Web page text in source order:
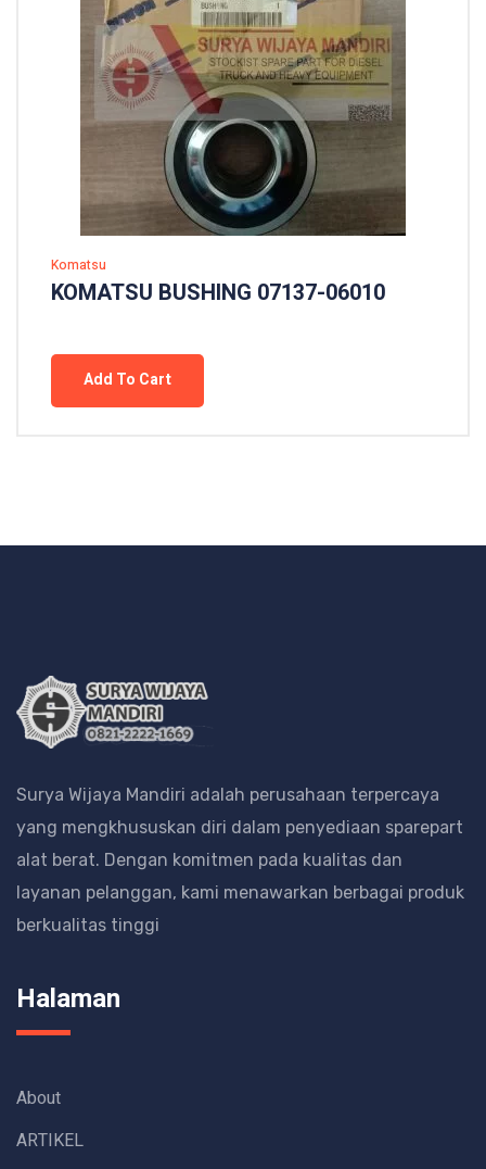
Komatsu
KOMATSU BUSHING 07137-06010
Add To Cart
Surya Wijaya Mandiri adalah perusahaan terpercaya
yang mengkhususkan diri dalam penyediaan sparepart
alat berat. Dengan komitmen pada kualitas dan
layanan pelanggan, kami menawarkan berbagai produk
berkualitas tinggi
Halaman
About
ARTIKEL